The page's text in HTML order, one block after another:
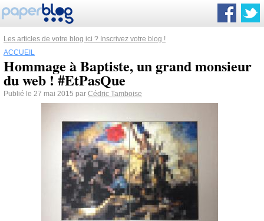
Les articles de votre blog ici ? Inscrivez votre blog !
ACCUEIL
Hommage à Baptiste, un grand monsieur
du web ! #EtPasQue
Publié le 27 mai 2015 par Cédric Tamboise